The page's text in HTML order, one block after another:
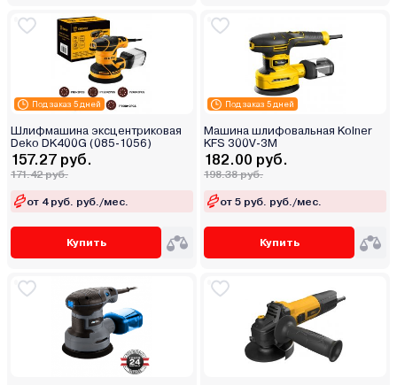
Под заказ 5 дней
Шлифмашина эксцентриковая
Deko DK400G (085-1056)
157.27 руб.
171.42 руб.
от 4 руб. руб./мес.
Купить
Под заказ 5 дней
Машина шлифовальная Kolner
KFS 300V-3M
182.00 руб.
198.38 руб.
от 5 руб. руб./мес.
Купить